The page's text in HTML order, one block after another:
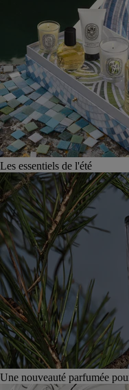
Les essentiels de l'été
Une nouveauté parfumée